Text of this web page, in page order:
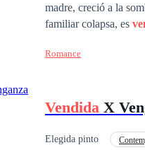
madre, creció a la
familiar colapsa, es
una fragilidad que lo
vida, alguien podría
Romance
Vendida X
Elegida pinto